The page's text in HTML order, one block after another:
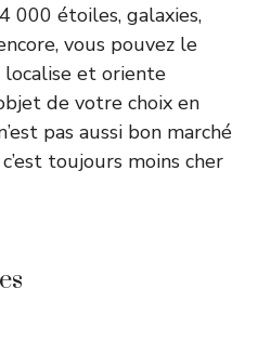
000 étoiles, galaxies,
vous pouvez le
localise et oriente
de votre choix en
pas aussi bon marché
toujours moins cher